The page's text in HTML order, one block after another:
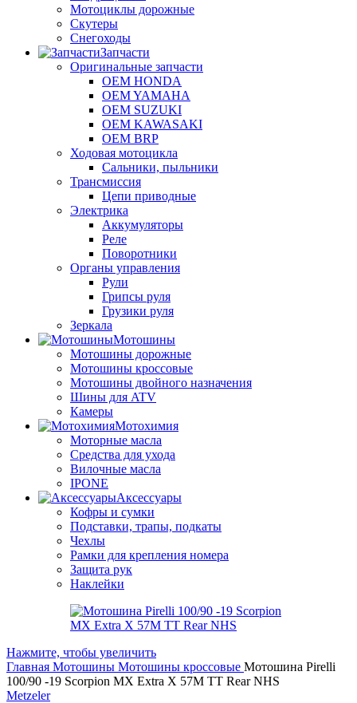
Мотоциклы дорожные
Скутеры
Снегоходы
Запчасти
Оригинальные запчасти
OEM HONDA
OEM YAMAHA
OEM SUZUKI
OEM KAWASAKI
OEM BRP
Ходовая мотоцикла
Сальники, пыльники
Трансмиссия
Цепи приводные
Электрика
Аккумуляторы
Реле
Поворотники
Органы управления
Рули
Грипсы руля
Грузики руля
Зеркала
Мотошины
Мотошины дорожные
Мотошины кроссовые
Мотошины двойного назначения
Шины для ATV
Камеры
Мотохимия
Моторные масла
Средства для ухода
Вилочные масла
IPONE
Аксессуары
Кофры и сумки
Подставки, трапы, подкаты
Чехлы
Рамки для крепления номера
Защита рук
Наклейки
Нажмите, чтобы увеличить
Главная Мотошины Мотошины кроссовые Мотошина Pirelli
100/90 -19 Scorpion MX Extra X 57M TT Rear NHS
Metzeler